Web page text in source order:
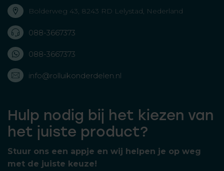
Bolderweg 43, 8243 RD Lelystad, Nederland
088-3667373
088-3667373
info@rolluikonderdelen.nl
Hulp nodig bij het kiezen van
het juiste product?
Stuur ons een appje en wij helpen je op weg
met de juiste keuze!